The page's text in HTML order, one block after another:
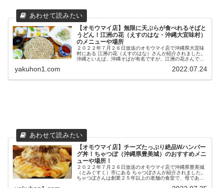
【オモウマイ店】無限に天ぷらが食べれるそばと
うどん！江洲の花（えすのはな・沖縄大宜味村）
のメニューや場所
２０２２年７月２６日放送のオモウマイ店で沖縄県大宜味
村にある 江洲の花（えすのはな）さんが紹介されました。
沖縄といえば、沖縄そばが有名ですが、江洲の花さんでは
yakuhon1.com 2022.07.24
【オモウマイ店】チーズたっぷり絶品Wハンバー
グ丼！ちゃつぼ（沖縄県豊美城）のおすすめメニ
ューや場所！
２０２２年７月２６日放送のオモウマイ店で沖縄県豊美城
（とみぐすく）市にある ちゃつぼさんが紹介されました。
ちゃつぼさんは創業２５年以上の老舗の食堂で、母である